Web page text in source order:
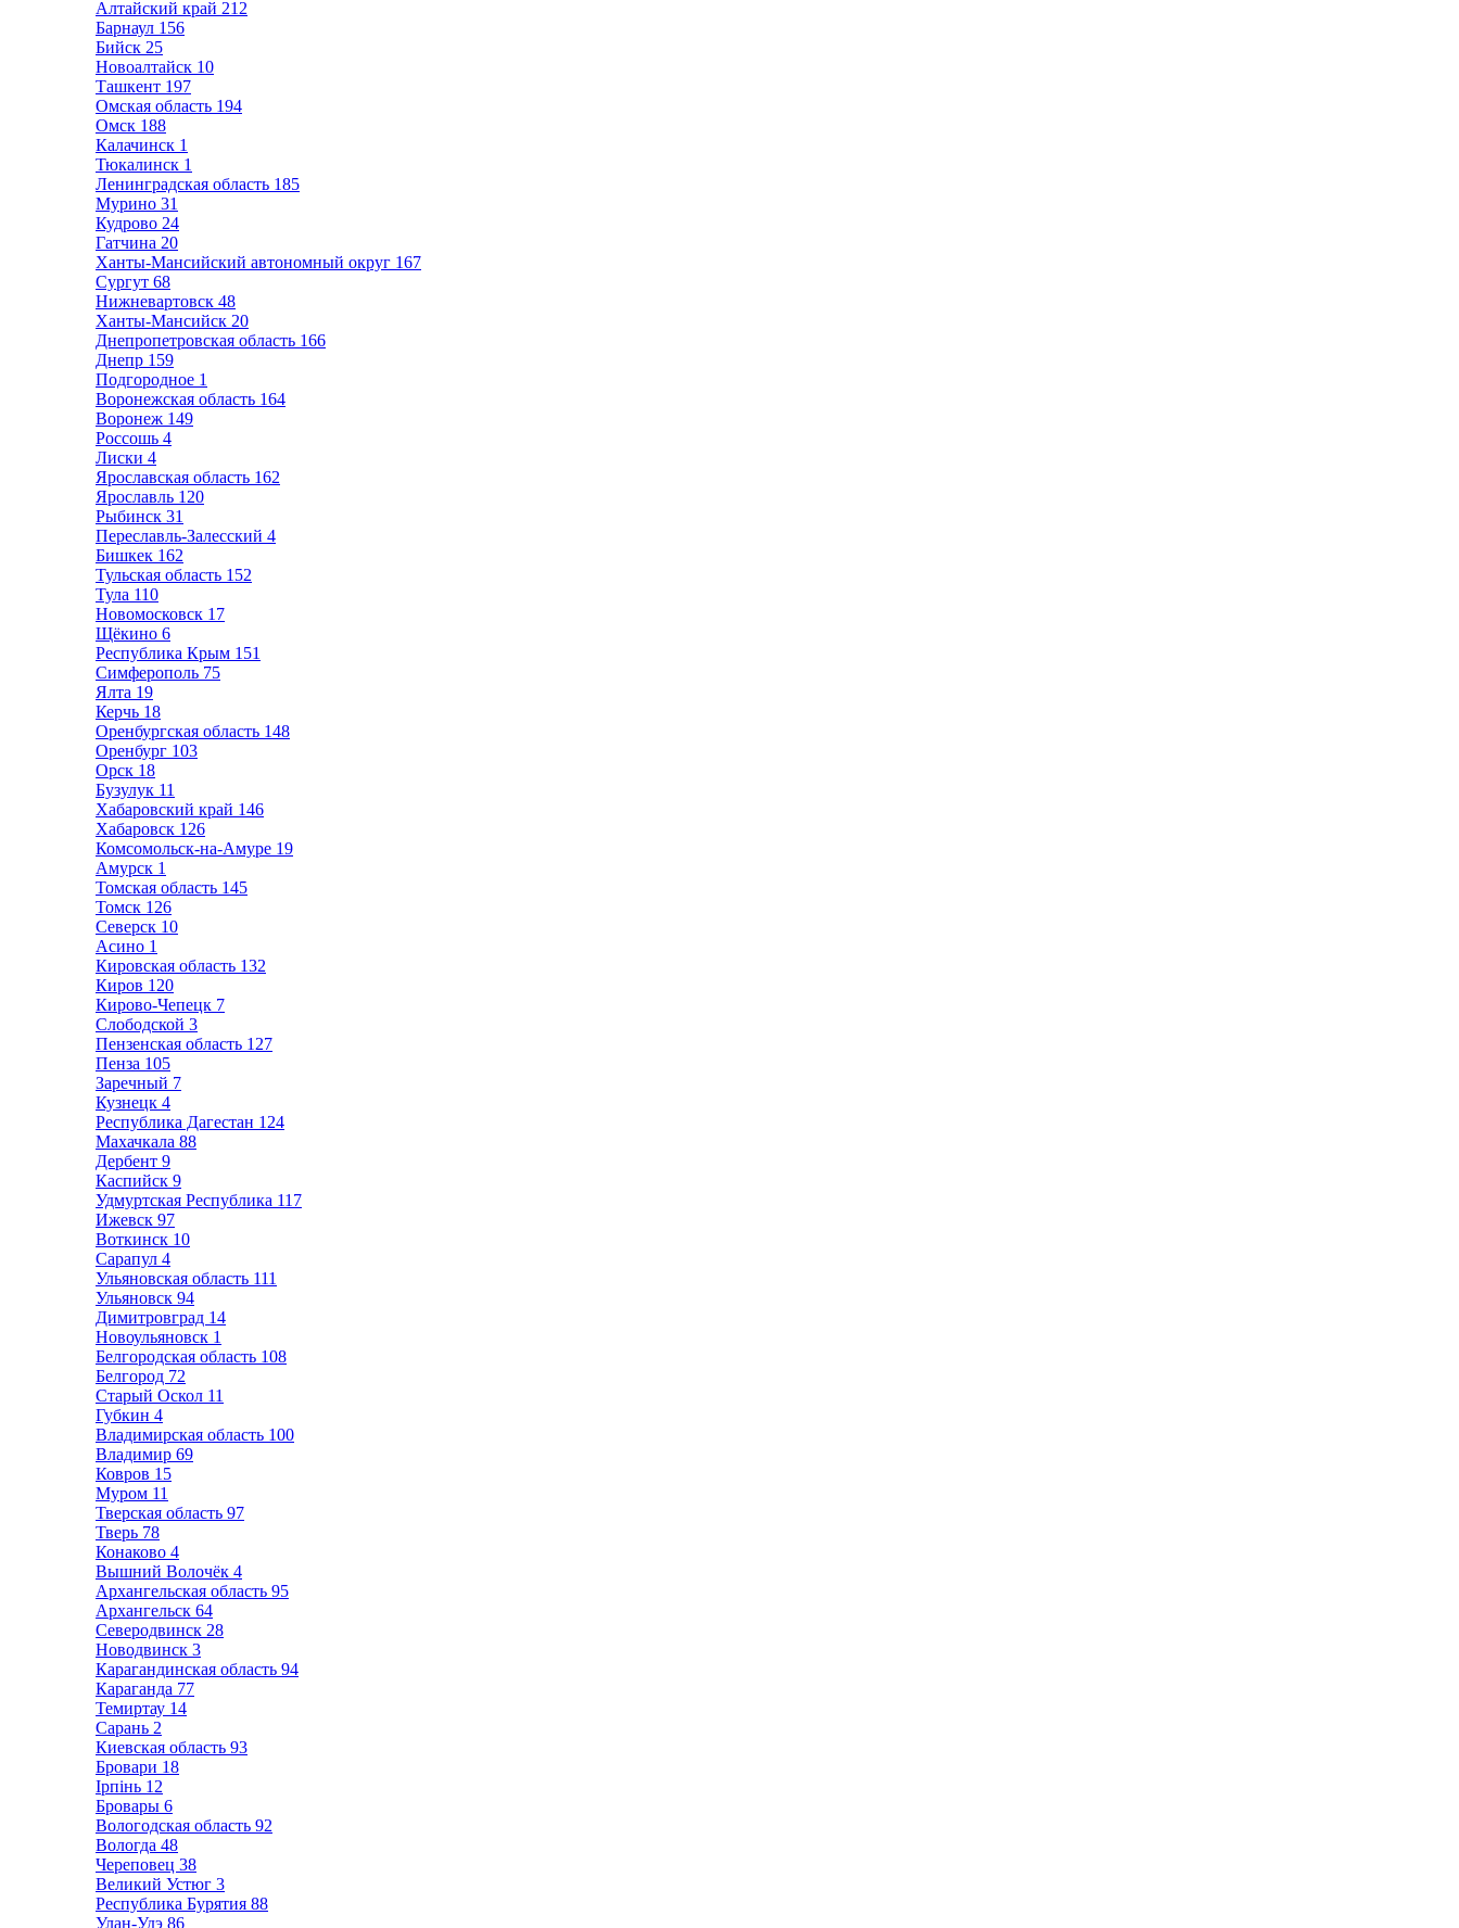
Алтайский край 212
Барнаул 156
Бийск 25
Новоалтайск 10
Ташкент 197
Омская область 194
Омск 188
Калачинск 1
Тюкалинск 1
Ленинградская область 185
Мурино 31
Кудрово 24
Гатчина 20
Ханты-Мансийский автономный округ 167
Сургут 68
Нижневартовск 48
Ханты-Мансийск 20
Днепропетровская область 166
Днепр 159
Подгородное 1
Воронежская область 164
Воронеж 149
Россошь 4
Лиски 4
Ярославская область 162
Ярославль 120
Рыбинск 31
Переславль-Залесский 4
Бишкек 162
Тульская область 152
Тула 110
Новомосковск 17
Щёкино 6
Республика Крым 151
Симферополь 75
Ялта 19
Керчь 18
Оренбургская область 148
Оренбург 103
Орск 18
Бузулук 11
Хабаровский край 146
Хабаровск 126
Комсомольск-на-Амуре 19
Амурск 1
Томская область 145
Томск 126
Северск 10
Асино 1
Кировская область 132
Киров 120
Кирово-Чепецк 7
Слободской 3
Пензенская область 127
Пенза 105
Заречный 7
Кузнецк 4
Республика Дагестан 124
Махачкала 88
Дербент 9
Каспийск 9
Удмуртская Республика 117
Ижевск 97
Воткинск 10
Сарапул 4
Ульяновская область 111
Ульяновск 94
Димитровград 14
Новоульяновск 1
Белгородская область 108
Белгород 72
Старый Оскол 11
Губкин 4
Владимирская область 100
Владимир 69
Ковров 15
Муром 11
Тверская область 97
Тверь 78
Конаково 4
Вышний Волочёк 4
Архангельская область 95
Архангельск 64
Северодвинск 28
Новодвинск 3
Карагандинская область 94
Караганда 77
Темиртау 14
Сарань 2
Киевская область 93
Бровари 18
Ірпінь 12
Бровары 6
Вологодская область 92
Вологда 48
Череповец 38
Великий Устюг 3
Республика Бурятия 88
Улан-Удэ 86